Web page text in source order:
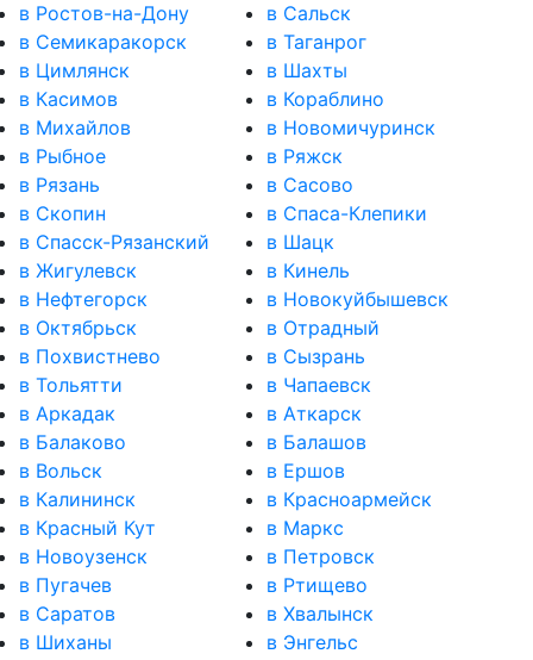
в Ростов-на-Дону
в Сальск
в Семикаракорск
в Таганрог
в Цимлянск
в Шахты
в Касимов
в Кораблино
в Михайлов
в Новомичуринск
в Рыбное
в Ряжск
в Рязань
в Сасово
в Скопин
в Спаса-Клепики
в Спасск-Рязанский
в Шацк
в Жигулевск
в Кинель
в Нефтегорск
в Новокуйбышевск
в Октябрьск
в Отрадный
в Похвистнево
в Сызрань
в Тольятти
в Чапаевск
в Аркадак
в Аткарск
в Балаково
в Балашов
в Вольск
в Ершов
в Калининск
в Красноармейск
в Красный Кут
в Маркс
в Новоузенск
в Петровск
в Пугачев
в Ртищево
в Саратов
в Хвалынск
в Шиханы
в Энгельс